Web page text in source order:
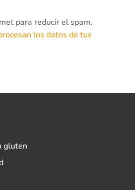
para reducir el spam.
los datos de tus
gluten